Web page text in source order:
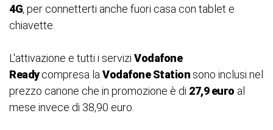
4G, per connetterti anche fuori casa con tablet e
chiavette.
L'attivazione e tutti i servizi Vodafone
Readycompresa la Vodafone Station sono inclusi nel
prezzo canone che in promozione è di 27,9 euro al
mese invece di 38,90 euro.